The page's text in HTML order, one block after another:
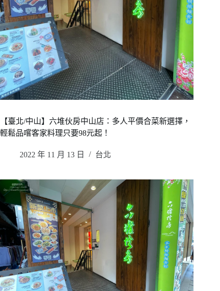
【臺北/中山】六堆伙房中山店：多人平價合菜新選擇，
輕鬆品嚐客家料理只要98元起！
2022 年 11 月 13 日 台北